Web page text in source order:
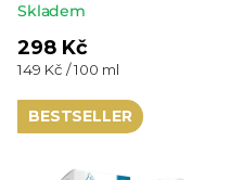
Skladem
298 Kč
Měrná
149 Kč / 100 ml
BESTSELLER